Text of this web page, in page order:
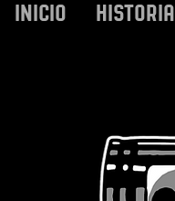
INICIO HISTORIA